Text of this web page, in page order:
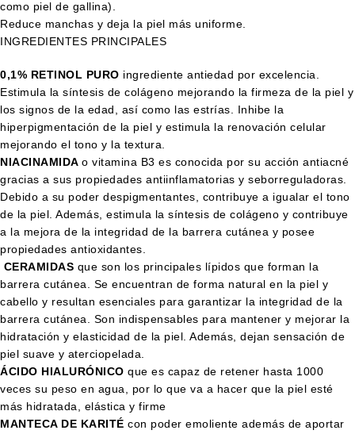
como piel de gallina).
Reduce manchas y deja la piel más uniforme.
INGREDIENTES PRINCIPALES
0,1% RETINOL PURO ingrediente antiedad por excelencia.
Estimula la síntesis de colágeno mejorando la firmeza de la piel y
los signos de la edad, así como las estrías. Inhibe la
hiperpigmentación de la piel y estimula la renovación celular
mejorando el tono y la textura.
NIACINAMIDA o vitamina B3 es conocida por su acción antiacné
gracias a sus propiedades antiinflamatorias y seborreguladoras.
Debido a su poder despigmentantes, contribuye a igualar el tono
de la piel. Además, estimula la síntesis de colágeno y contribuye
a la mejora de la integridad de la barrera cutánea y posee
propiedades antioxidantes.
CERAMIDAS que son los principales lípidos que forman la
barrera cutánea. Se encuentran de forma natural en la piel y
cabello y resultan esenciales para garantizar la integridad de la
barrera cutánea. Son indispensables para mantener y mejorar la
hidratación y elasticidad de la piel. Además, dejan sensación de
piel suave y aterciopelada.
ÁCIDO HIALURÓNICO que es capaz de retener hasta 1000
veces su peso en agua, por lo que va a hacer que la piel esté
más hidratada, elástica y firme
MANTECA DE KARITÉ con poder emoliente además de aportar